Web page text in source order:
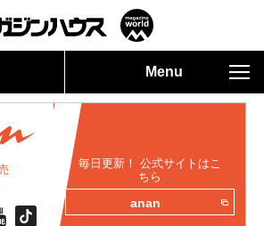
Menu
毎日更新！ 公式サイトはこ
ちら
anan